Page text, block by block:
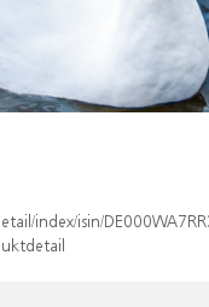
index/isin/